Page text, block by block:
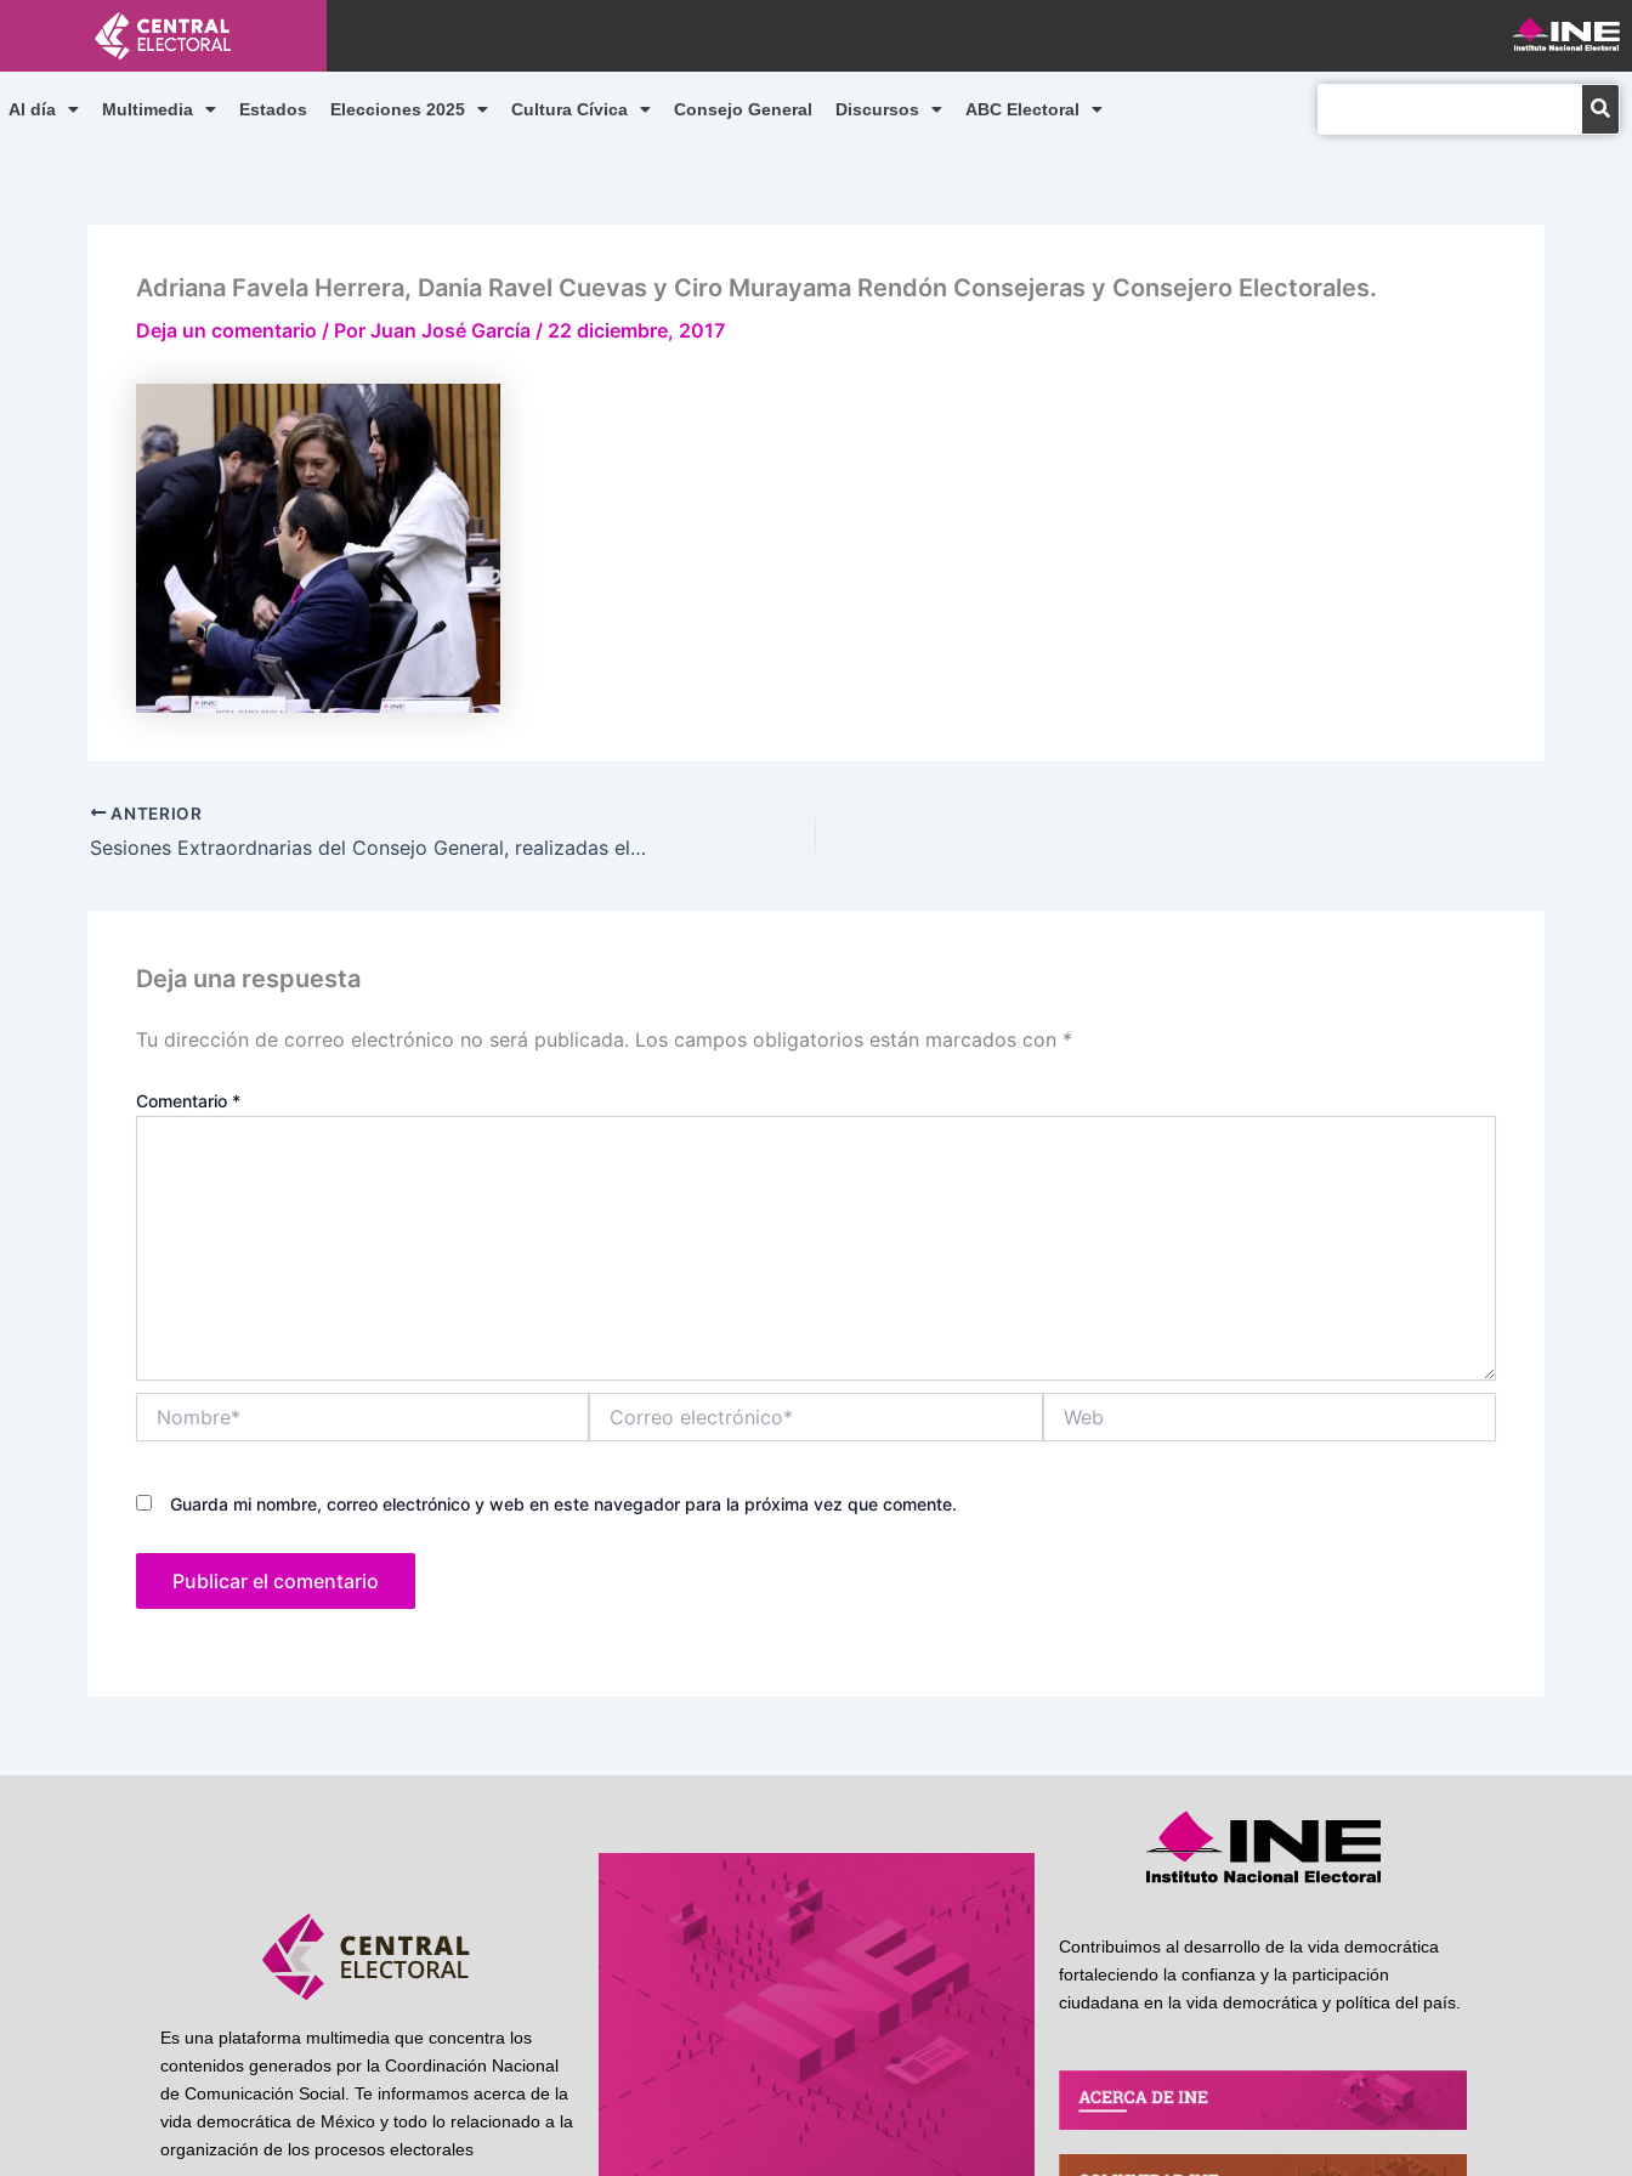
contenido
Al día Multimedia Estados Elecciones 2025 Cultura Cívica Consejo General Discursos ABC Electoral
Adriana Favela Herrera, Dania Ravel Cuevas y Ciro Murayama Rendón Consejeras y Consejero Electorales.
Deja un comentario / Por Juan José García / 22 diciembre, 2017
ANTERIOR
Sesiones Extraordnarias del Consejo General, realizadas el día 22 de diciembre de 2017 en las instalaciones del Instituto.
Deja una respuesta
Tu dirección de correo electrónico no será publicada. Los campos obligatorios están marcados con *
Comentario *
electrónico*
Guarda mi nombre, correo electrónico y web en este navegador para la próxima vez que comente.
Es una plataforma multimedia que concentra los
contenidos generados por la Coordinación Nacional
de Comunicación Social. Te informamos acerca de la
vida democrática de México y todo lo relacionado a la
organización de los procesos electorales
Contribuimos al desarrollo de la vida democrática
fortaleciendo la confianza y la participación
ciudadana en la vida democrática y política del país.